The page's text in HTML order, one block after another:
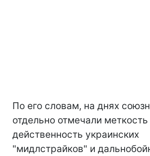
По его словам, на днях
отдельно отмечали меткость
действенность украинских
"мидлстрайков" и